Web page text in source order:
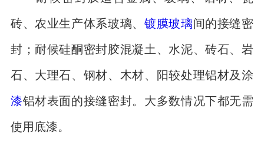
砖、农业生产体系玻璃、 镀膜玻璃间的接缝密
封；耐候硅酮密封胶混凝土、水泥、砖石、岩
石、大理石、钢材、木材、阳较处理铝材及涂
漆铝材表面的接缝密封。大多数情况下都无需
使用底漆。